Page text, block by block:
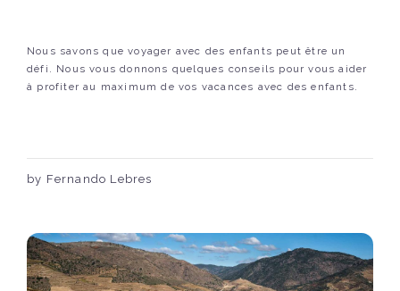
Nous savons que voyager avec des enfants peut être un
défi. Nous vous donnons quelques conseils pour vous aider
à profiter au maximum de vos vacances avec des enfants.
by Fernando Lebres